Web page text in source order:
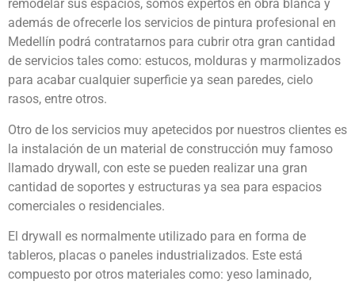
remodelar sus espacios, somos expertos en obra blanca y
además de ofrecerle los servicios de pintura profesional en
Medellín podrá contratarnos para cubrir otra gran cantidad
de servicios tales como: estucos, molduras y marmolizados
para acabar cualquier superficie ya sean paredes, cielo
rasos, entre otros.
Otro de los servicios muy apetecidos por nuestros clientes es
la instalación de un material de construcción muy famoso
llamado drywall, con este se pueden realizar una gran
cantidad de soportes y estructuras ya sea para espacios
comerciales o residenciales.
El drywall es normalmente utilizado para en forma de
tableros, placas o paneles industrializados. Este está
compuesto por otros materiales como: yeso laminado,